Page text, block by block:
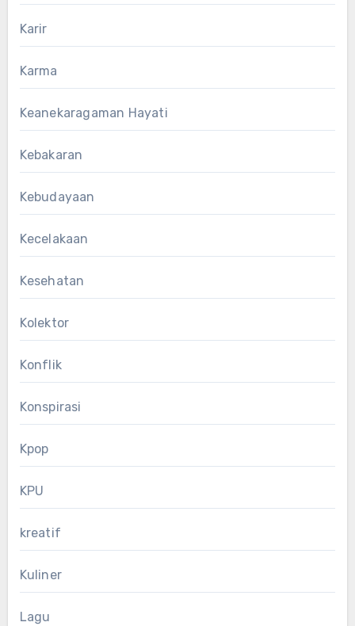
Karir
Karma
Keanekaragaman Hayati
Kebakaran
Kebudayaan
Kecelakaan
Kesehatan
Kolektor
Konflik
Konspirasi
Kpop
KPU
kreatif
Kuliner
Lagu